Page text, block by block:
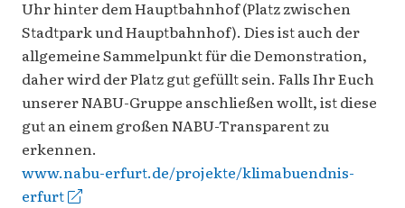
Uhr hinter dem Hauptbahnhof (Platz zwischen
Stadtpark und Hauptbahnhof). Dies ist auch der
allgemeine Sammelpunkt für die Demonstration,
daher wird der Platz gut gefüllt sein. Falls Ihr Euch
unserer NABU-Gruppe anschließen wollt, ist diese
gut an einem großen NABU-Transparent zu
erkennen.
www.nabu-erfurt.de/projekte/klimabuendnis-
erfurt